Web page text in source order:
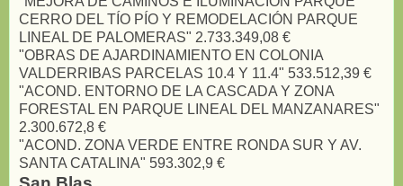
CERRO DEL TÍO PÍO Y REMODELACIÓN PARQUE
LINEAL DE PALOMERAS" 2.733.349,08 €
"OBRAS DE AJARDINAMIENTO EN COLONIA
VALDERRIBAS PARCELAS 10.4 Y 11.4" 533.512,39 €
"ACOND. ENTORNO DE LA CASCADA Y ZONA
FORESTAL EN PARQUE LINEAL DEL MANZANARES"
2.300.672,8 €
"ACOND. ZONA VERDE ENTRE RONDA SUR Y AV.
SANTA CATALINA" 593.302,9 €